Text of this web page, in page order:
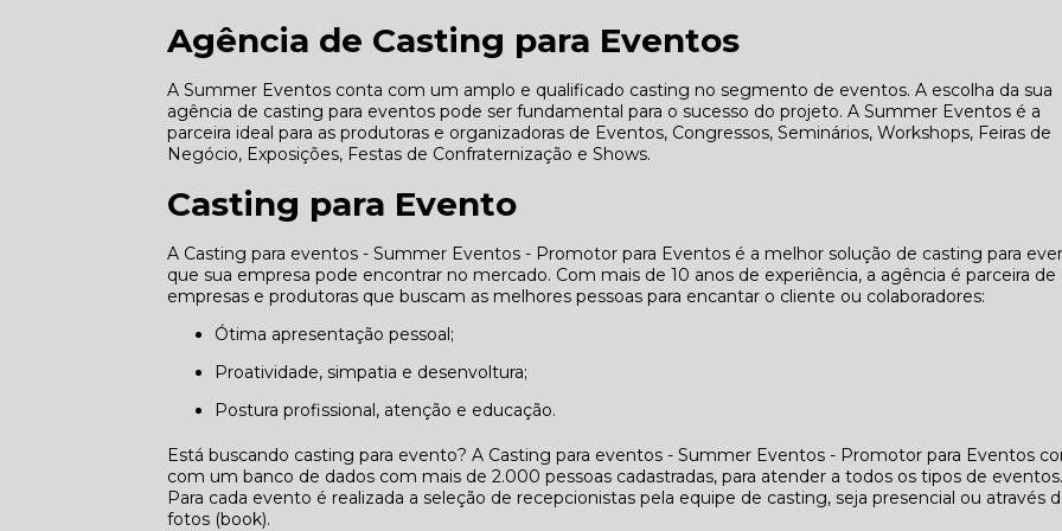
Agência de Casting para Eventos
A Summer Eventos conta com um amplo e qualificado casting no segmento de eventos. A escolha da sua
agência de casting para eventos pode ser fundamental para o sucesso do projeto. A Summer Eventos é a
parceira ideal para as produtoras e organizadoras de Eventos, Congressos, Seminários, Workshops, Feiras de
Negócio, Exposições, Festas de Confraternização e Shows.
Casting para Evento
A Casting para eventos - Summer Eventos - Promotor para Eventos é a melhor solução de casting para
que sua empresa pode encontrar no mercado. Com mais de 10 anos de experiência, a agência é parceira de
empresas e produtoras que buscam as melhores pessoas para encantar o cliente ou colaboradores:
Ótima apresentação pessoal;
Proatividade, simpatia e desenvoltura;
Postura profissional, atenção e educação.
Está buscando casting para evento? A Casting para eventos - Summer Eventos - Promotor para Eventos
com um banco de dados com mais de 2.000 pessoas cadastradas, para atender a todos os tipos de eventos.
Para cada evento é realizada a seleção de recepcionistas pela equipe de casting, seja presencial ou através
fotos (book).